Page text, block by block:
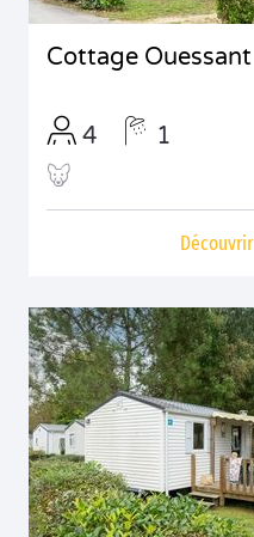
Cottage Ouessant
4 1
Découvrir